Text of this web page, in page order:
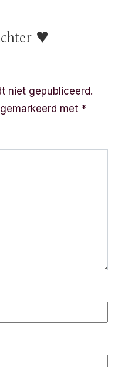
♥
niet gepubliceerd.
met *